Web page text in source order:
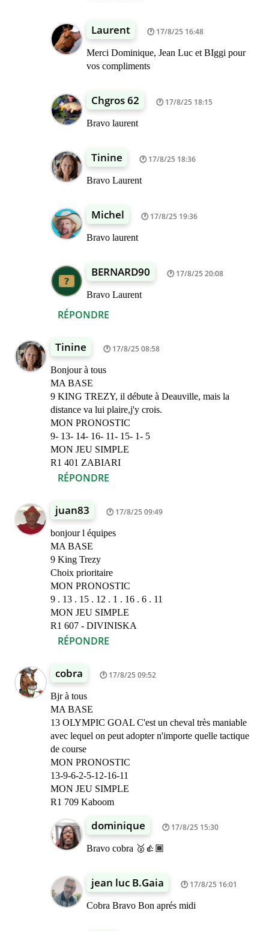
RÉPONDRE
Laurent 17/8/25 16:48
Merci Dominique, Jean Luc et BIggi pour
vos compliments
Chgros 62 17/8/25 18:15
Bravo laurent
Tinine 17/8/25 18:36
Bravo Laurent
Michel 17/8/25 19:36
Bravo laurent
BERNARD90 17/8/25 20:08
Bravo Laurent
Tinine 17/8/25 08:58
Bonjour à tous
MA BASE
9 KING TREZY, il débute à Deauville, mais la
distance va lui plaire,j'y crois.
MON PRONOSTIC
9- 13- 14- 16- 11- 15- 1- 5
MON JEU SIMPLE
R1 401 ZABIARI
RÉPONDRE
juan83 17/8/25 09:49
bonjour l équipes
MA BASE
9 King Trezy
Choix prioritaire
MON PRONOSTIC
9 . 13 . 15 . 12 . 1 . 16 . 6 . 11
MON JEU SIMPLE
R1 607 - DIVINISKA
RÉPONDRE
cobra 17/8/25 09:52
Bjr à tous
MA BASE
13 OLYMPIC GOAL C'est un cheval très maniable
avec lequel on peut adopter n'importe quelle tactique
de course
MON PRONOSTIC
13-9-6-2-5-12-16-11
MON JEU SIMPLE
R1 709 Kaboom
dominique 17/8/25 15:30
Bravo cobra 🥈👍🏾
jean luc B.Gaia 17/8/25 16:01
Cobra Bravo Bon aprés midi